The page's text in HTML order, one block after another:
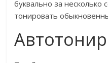
буквально за несколько
тонировать